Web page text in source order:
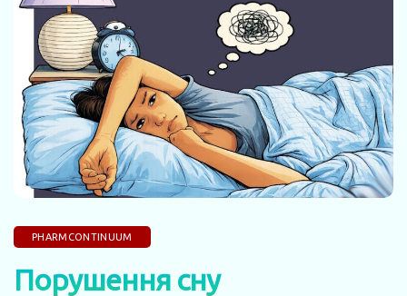
PHARMCONTINUUM
Порушення сну